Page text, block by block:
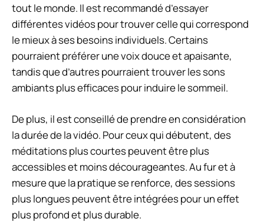
tout le monde. Il est recommandé d’essayer
différentes vidéos pour trouver celle qui correspond
le mieux à ses besoins individuels. Certains
pourraient préférer une voix douce et apaisante,
tandis que d’autres pourraient trouver les sons
ambiants plus efficaces pour induire le sommeil.
De plus, il est conseillé de prendre en considération
la durée de la vidéo. Pour ceux qui débutent, des
méditations plus courtes peuvent être plus
accessibles et moins décourageantes. Au fur et à
mesure que la pratique se renforce, des sessions
plus longues peuvent être intégrées pour un effet
plus profond et plus durable.